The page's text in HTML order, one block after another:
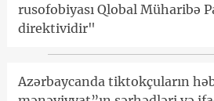
rusofobiyası Qlobal Müharibə
direktividir"
Azərbaycanda tiktokçuların